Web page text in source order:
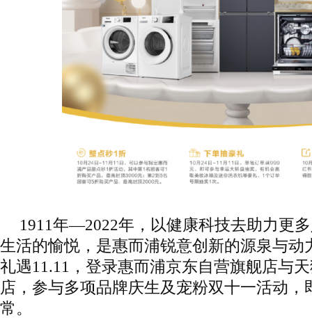
1911年—2022年，以健康科技去助力更
生活的愉悦，是惠而浦锐意创新的源泉与动
礼遇11.11，登录惠而浦京东自营旗舰店与
店，参与多项品牌庆生及宠粉双十一活动，
常。